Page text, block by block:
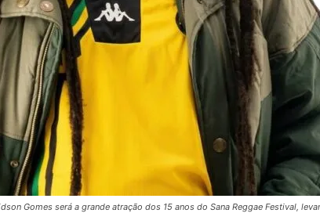
Gomes será a grande atração dos 15 anos do Sana Reggae Festival,